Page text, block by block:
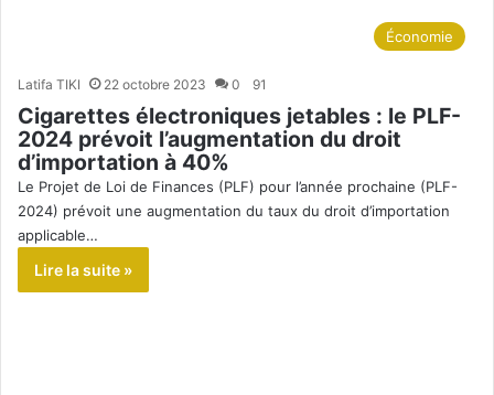
Économie
Latifa TIKI 22 octobre 2023 0 91
Cigarettes électroniques jetables : le PLF-
2024 prévoit l’augmentation du droit
d’importation à 40%
Le Projet de Loi de Finances (PLF) pour l’année prochaine (PLF-
2024) prévoit une augmentation du taux du droit d’importation
applicable…
Lire la suite »